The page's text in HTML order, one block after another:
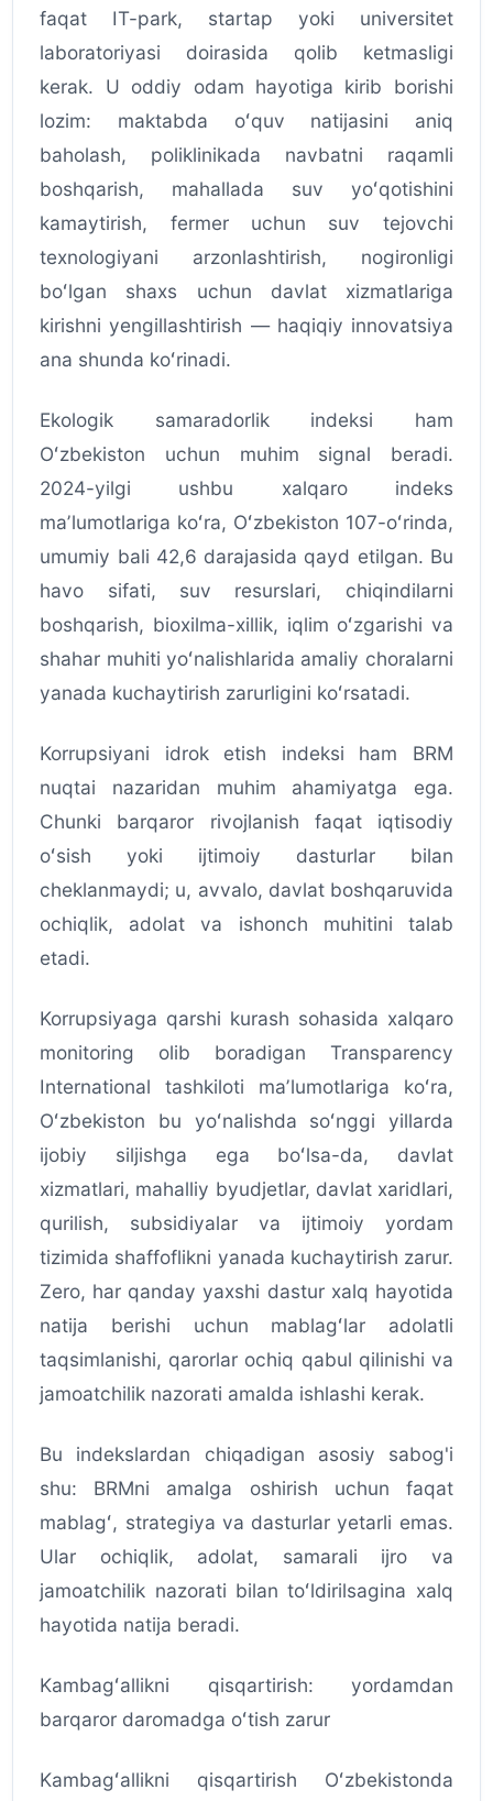
faqat IT-park, startap yoki universitet
laboratoriyasi doirasida qolib ketmasligi
kerak. U oddiy odam hayotiga kirib borishi
lozim: maktabda oʻquv natijasini aniq
baholash, poliklinikada navbatni raqamli
boshqarish, mahallada suv yoʻqotishini
kamaytirish, fermer uchun suv tejovchi
texnologiyani arzonlashtirish, nogironligi
boʻlgan shaxs uchun davlat xizmatlariga
kirishni yengillashtirish — haqiqiy innovatsiya
ana shunda koʻrinadi.
Ekologik samaradorlik indeksi ham
Oʻzbekiston uchun muhim signal beradi.
2024-yilgi ushbu xalqaro indeks
maʼlumotlariga koʻra, Oʻzbekiston 107-oʻrinda,
umumiy bali 42,6 darajasida qayd etilgan. Bu
havo sifati, suv resurslari, chiqindilarni
boshqarish, bioxilma-xillik, iqlim oʻzgarishi va
shahar muhiti yoʻnalishlarida amaliy choralarni
yanada kuchaytirish zarurligini koʻrsatadi.
Korrupsiyani idrok etish indeksi ham BRM
nuqtai nazaridan muhim ahamiyatga ega.
Chunki barqaror rivojlanish faqat iqtisodiy
oʻsish yoki ijtimoiy dasturlar bilan
cheklanmaydi; u, avvalo, davlat boshqaruvida
ochiqlik, adolat va ishonch muhitini talab
etadi.
Korrupsiyaga qarshi kurash sohasida xalqaro
monitoring olib boradigan Transparency
International tashkiloti maʼlumotlariga koʻra,
Oʻzbekiston bu yoʻnalishda soʻnggi yillarda
ijobiy siljishga ega boʻlsa-da, davlat
xizmatlari, mahalliy byudjetlar, davlat xaridlari,
qurilish, subsidiyalar va ijtimoiy yordam
tizimida shaffoflikni yanada kuchaytirish zarur.
Zero, har qanday yaxshi dastur xalq hayotida
natija berishi uchun mablagʻlar adolatli
taqsimlanishi, qarorlar ochiq qabul qilinishi va
jamoatchilik nazorati amalda ishlashi kerak.
Bu indekslardan chiqadigan asosiy sabog'i
shu: BRMni amalga oshirish uchun faqat
mablagʻ, strategiya va dasturlar yetarli emas.
Ular ochiqlik, adolat, samarali ijro va
jamoatchilik nazorati bilan toʻldirilsagina xalq
hayotida natija beradi.
Kambagʻallikni qisqartirish: yordamdan
barqaror daromadga oʻtish zarur
Kambagʻallikni qisqartirish Oʻzbekistonda